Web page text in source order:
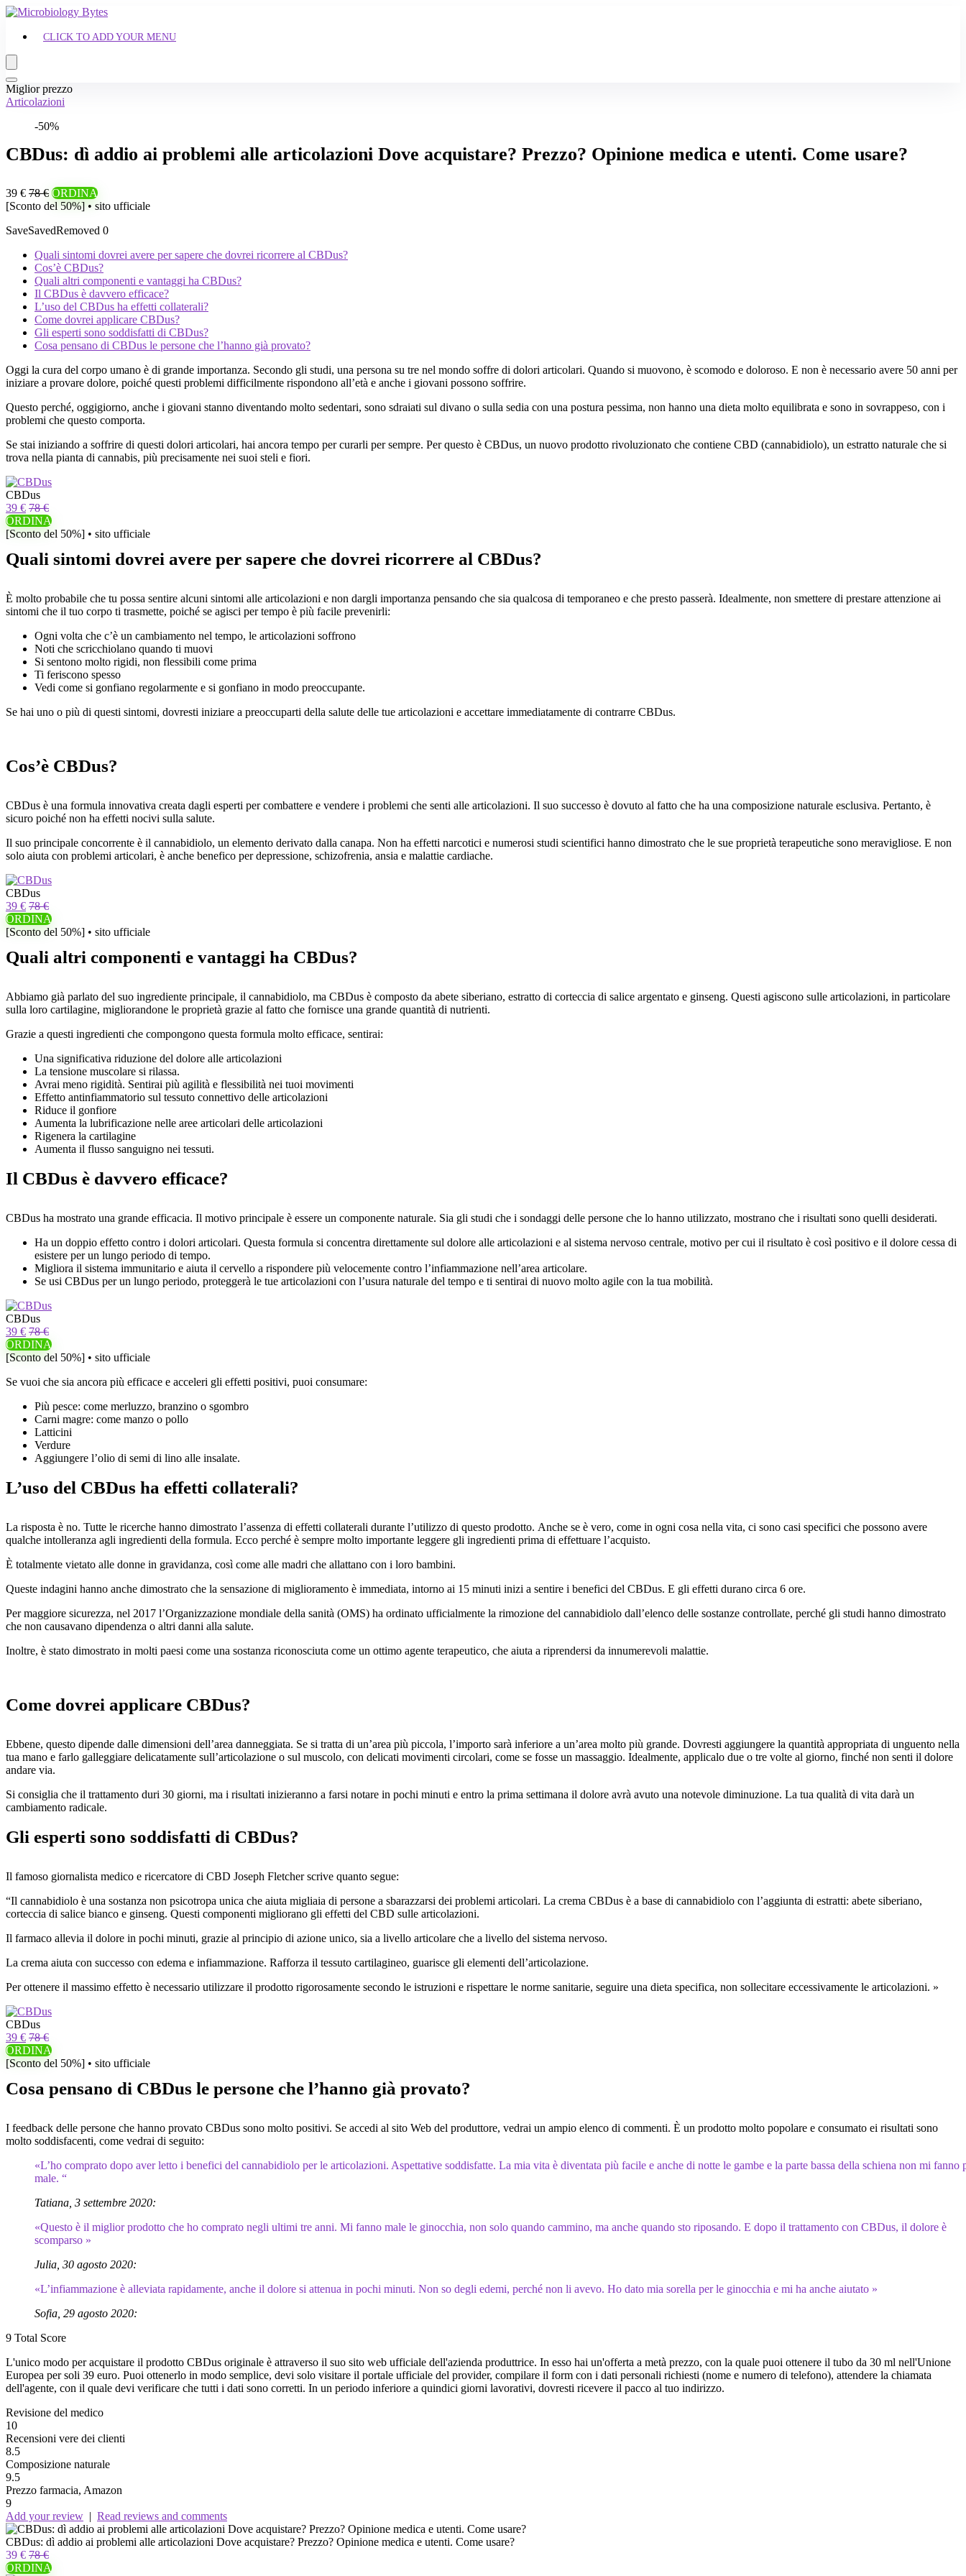
CLICK TO ADD YOUR MENU
Miglior prezzo
Articolazioni
-50%
CBDus: dì addio ai problemi alle articolazioni Dove acquistare? Prezzo? Opinione medica e utenti. Come usare?
39 € 78 € ORDINA
[Sconto del 50%] • sito ufficiale
SaveSavedRemoved 0
Quali sintomi dovrei avere per sapere che dovrei ricorrere al CBDus?
Cos’è CBDus?
Quali altri componenti e vantaggi ha CBDus?
Il CBDus è davvero efficace?
L’uso del CBDus ha effetti collaterali?
Come dovrei applicare CBDus?
Gli esperti sono soddisfatti di CBDus?
Cosa pensano di CBDus le persone che l’hanno già provato?
Oggi la cura del corpo umano è di grande importanza. Secondo gli studi, una persona su tre nel mondo soffre di dolori articolari. Quando si muovono, è scomodo e doloroso. E non è necessario avere 50 anni per
iniziare a provare dolore, poiché questi problemi difficilmente rispondono all’età e anche i giovani possono soffrire.
Questo perché, oggigiorno, anche i giovani stanno diventando molto sedentari, sono sdraiati sul divano o sulla sedia con una postura pessima, non hanno una dieta molto equilibrata e sono in sovrappeso, con i
problemi che questo comporta.
Se stai iniziando a soffrire di questi dolori articolari, hai ancora tempo per curarli per sempre. Per questo è CBDus, un nuovo prodotto rivoluzionato che contiene CBD (cannabidiolo), un estratto naturale che si
trova nella pianta di cannabis, più precisamente nei suoi steli e fiori.
CBDus
39 € 78 €
ORDINA
[Sconto del 50%] • sito ufficiale
Quali sintomi dovrei avere per sapere che dovrei ricorrere al CBDus?
È molto probabile che tu possa sentire alcuni sintomi alle articolazioni e non dargli importanza pensando che sia qualcosa di temporaneo e che presto passerà. Idealmente, non smettere di prestare attenzione ai
sintomi che il tuo corpo ti trasmette, poiché se agisci per tempo è più facile prevenirli:
Ogni volta che c’è un cambiamento nel tempo, le articolazioni soffrono
Noti che scricchiolano quando ti muovi
Si sentono molto rigidi, non flessibili come prima
Ti feriscono spesso
Vedi come si gonfiano regolarmente e si gonfiano in modo preoccupante.
Se hai uno o più di questi sintomi, dovresti iniziare a preoccuparti della salute delle tue articolazioni e accettare immediatamente di contrarre CBDus.
Cos’è CBDus?
CBDus è una formula innovativa creata dagli esperti per combattere e vendere i problemi che senti alle articolazioni. Il suo successo è dovuto al fatto che ha una composizione naturale esclusiva. Pertanto, è
sicuro poiché non ha effetti nocivi sulla salute.
Il suo principale concorrente è il cannabidiolo, un elemento derivato dalla canapa. Non ha effetti narcotici e numerosi studi scientifici hanno dimostrato che le sue proprietà terapeutiche sono meravigliose. E non
solo aiuta con problemi articolari, è anche benefico per depressione, schizofrenia, ansia e malattie cardiache.
CBDus
39 € 78 €
ORDINA
[Sconto del 50%] • sito ufficiale
Quali altri componenti e vantaggi ha CBDus?
Abbiamo già parlato del suo ingrediente principale, il cannabidiolo, ma CBDus è composto da abete siberiano, estratto di corteccia di salice argentato e ginseng. Questi agiscono sulle articolazioni, in particolare
sulla loro cartilagine, migliorandone le proprietà grazie al fatto che fornisce una grande quantità di nutrienti.
Grazie a questi ingredienti che compongono questa formula molto efficace, sentirai:
Una significativa riduzione del dolore alle articolazioni
La tensione muscolare si rilassa.
Avrai meno rigidità. Sentirai più agilità e flessibilità nei tuoi movimenti
Effetto antinfiammatorio sul tessuto connettivo delle articolazioni
Riduce il gonfiore
Aumenta la lubrificazione nelle aree articolari delle articolazioni
Rigenera la cartilagine
Aumenta il flusso sanguigno nei tessuti.
Il CBDus è davvero efficace?
CBDus ha mostrato una grande efficacia. Il motivo principale è essere un componente naturale. Sia gli studi che i sondaggi delle persone che lo hanno utilizzato, mostrano che i risultati sono quelli desiderati.
Ha un doppio effetto contro i dolori articolari. Questa formula si concentra direttamente sul dolore alle articolazioni e al sistema nervoso centrale, motivo per cui il risultato è così positivo e il dolore cessa di
esistere per un lungo periodo di tempo.
Migliora il sistema immunitario e aiuta il cervello a rispondere più velocemente contro l’infiammazione nell’area articolare.
Se usi CBDus per un lungo periodo, proteggerà le tue articolazioni con l’usura naturale del tempo e ti sentirai di nuovo molto agile con la tua mobilità.
CBDus
39 € 78 €
ORDINA
[Sconto del 50%] • sito ufficiale
Se vuoi che sia ancora più efficace e acceleri gli effetti positivi, puoi consumare:
Più pesce: come merluzzo, branzino o sgombro
Carni magre: come manzo o pollo
Latticini
Verdure
Aggiungere l’olio di semi di lino alle insalate.
L’uso del CBDus ha effetti collaterali?
La risposta è no. Tutte le ricerche hanno dimostrato l’assenza di effetti collaterali durante l’utilizzo di questo prodotto. Anche se è vero, come in ogni cosa nella vita, ci sono casi specifici che possono avere
qualche intolleranza agli ingredienti della formula. Ecco perché è sempre molto importante leggere gli ingredienti prima di effettuare l’acquisto.
È totalmente vietato alle donne in gravidanza, così come alle madri che allattano con i loro bambini.
Queste indagini hanno anche dimostrato che la sensazione di miglioramento è immediata, intorno ai 15 minuti inizi a sentire i benefici del CBDus. E gli effetti durano circa 6 ore.
Per maggiore sicurezza, nel 2017 l’Organizzazione mondiale della sanità (OMS) ha ordinato ufficialmente la rimozione del cannabidiolo dall’elenco delle sostanze controllate, perché gli studi hanno dimostrato
che non causavano dipendenza o altri danni alla salute.
Inoltre, è stato dimostrato in molti paesi come una sostanza riconosciuta come un ottimo agente terapeutico, che aiuta a riprendersi da innumerevoli malattie.
Come dovrei applicare CBDus?
Ebbene, questo dipende dalle dimensioni dell’area danneggiata. Se si tratta di un’area più piccola, l’importo sarà inferiore a un’area molto più grande. Dovresti aggiungere la quantità appropriata di unguento nella
tua mano e farlo galleggiare delicatamente sull’articolazione o sul muscolo, con delicati movimenti circolari, come se fosse un massaggio. Idealmente, applicalo due o tre volte al giorno, finché non senti il ​​dolore
andare via.
Si consiglia che il trattamento duri 30 giorni, ma i risultati inizieranno a farsi notare in pochi minuti e entro la prima settimana il dolore avrà avuto una notevole diminuzione. La tua qualità di vita darà un
cambiamento radicale.
Gli esperti sono soddisfatti di CBDus?
Il famoso giornalista medico e ricercatore di CBD Joseph Fletcher scrive quanto segue:
“Il cannabidiolo è una sostanza non psicotropa unica che aiuta migliaia di persone a sbarazzarsi dei problemi articolari. La crema CBDus è a base di cannabidiolo con l’aggiunta di estratti: abete siberiano,
corteccia di salice bianco e ginseng. Questi componenti migliorano gli effetti del CBD sulle articolazioni.
Il farmaco allevia il dolore in pochi minuti, grazie al principio di azione unico, sia a livello articolare che a livello del sistema nervoso.
La crema aiuta con successo con edema e infiammazione. Rafforza il tessuto cartilagineo, guarisce gli elementi dell’articolazione.
Per ottenere il massimo effetto è necessario utilizzare il prodotto rigorosamente secondo le istruzioni e rispettare le norme sanitarie, seguire una dieta specifica, non sollecitare eccessivamente le articolazioni. »
CBDus
39 € 78 €
ORDINA
[Sconto del 50%] • sito ufficiale
Cosa pensano di CBDus le persone che l’hanno già provato?
I feedback delle persone che hanno provato CBDus sono molto positivi. Se accedi al sito Web del produttore, vedrai un ampio elenco di commenti. È un prodotto molto popolare e consumato ei risultati sono
molto soddisfacenti, come vedrai di seguito:
«L’ho comprato dopo aver letto i benefici del cannabidiolo per le articolazioni. Aspettative soddisfatte. La mia vita è diventata più facile e anche di notte le gambe e la parte bassa della schiena non mi fanno
male. “
Tatiana, 3 settembre 2020:
«Questo è il miglior prodotto che ho comprato negli ultimi tre anni. Mi fanno male le ginocchia, non solo quando cammino, ma anche quando sto riposando. E dopo il trattamento con CBDus, il dolore è
scomparso »
Julia, 30 agosto 2020:
«L’infiammazione è alleviata rapidamente, anche il dolore si attenua in pochi minuti. Non so degli edemi, perché non li avevo. Ho dato mia sorella per le ginocchia e mi ha anche aiutato »
Sofia, 29 agosto 2020:
9 Total Score
L'unico modo per acquistare il prodotto CBDus originale è attraverso il suo sito web ufficiale dell'azienda produttrice. In esso hai un'offerta a metà prezzo, con la quale puoi ottenere il tubo da 30 ml nell'Unione
Europea per soli 39 euro. Puoi ottenerlo in modo semplice, devi solo visitare il portale ufficiale del provider, compilare il form con i dati personali richiesti (nome e numero di telefono), attendere la chiamata
dell'agente, con il quale devi verificare che tutti i dati sono corretti. In un periodo inferiore a quindici giorni lavorativi, dovresti ricevere il pacco al tuo indirizzo.
Revisione del medico
10
Recensioni vere dei clienti
8.5
Composizione naturale
9.5
Prezzo farmacia, Amazon
9
Add your review | Read reviews and comments
CBDus: dì addio ai problemi alle articolazioni Dove acquistare? Prezzo? Opinione medica e utenti. Come usare?
39 € 78 €
ORDINA